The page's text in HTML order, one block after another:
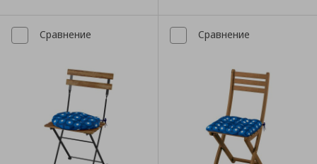
Сравнение Сравнение